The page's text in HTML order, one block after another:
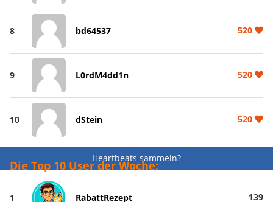
8 bd64537 520
9 L0rdM4dd1n 520
10 dStein 520
Heartbeats sammeln?
Die Top 10 User der Woche:
1 RabattRezept 139